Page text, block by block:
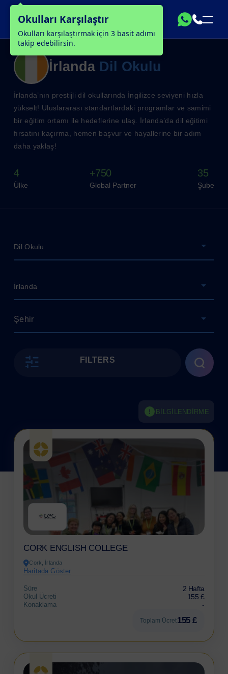
İrlanda Dil Okulu
İrlanda’nın prestijli dil okullarında İngilizce seviyeni hızla
yükselt! Uluslararası standartlardaki programlar ve samimi
bir eğitim ortamı ile hedeflerine ulaş. İrlanda’da dil eğitimi
fırsatını kaçırma, hemen başvur ve hayallerine bir adım
daha yaklaş!
4
Ülke
+750
Global Partner
35
Şube
Dil Okulu
İrlanda
Şehir
FILTERS
BILGILENDIRME
CORK ENGLISH COLLEGE
Cork, İrlanda
Haritada Göster
Süre 2 Hafta
Okul Ücreti 155 £
Konaklama -
Toplam Ücret155 £
Okulları Karşılaştır
Okulları karşılaştırmak için 3 basit adımı
takip edebilirsin.